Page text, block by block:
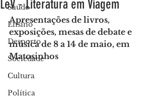
Saúde
Ensino
Desporto
Sociedade
Cultura
Política
LeV - Literatura em Viagem
Apresentações de livros,
exposições, mesas de debate e
música de 8 a 14 de maio, em
Matosinhos